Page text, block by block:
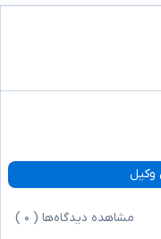
وکیل
مشاهده دیدگاه‌ها ( ۰